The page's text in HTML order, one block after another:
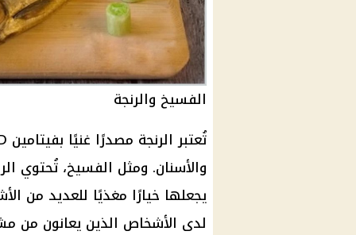
الفسيخ والرنجة
تُعتبر الرنجة مصدرًا غنيًا بفيتامين D والكالسيوم، اللذان يُعززان
والأسنان. ومثل الفسيخ، تُحتوي
يجعلها خيارًا مغذيًا للعديد من
لدى الأشخاص الذين يعانون